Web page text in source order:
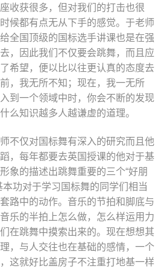
收获很多，但对我们的打击也很
候都有点无从下手的感觉。于老师
全国顶级的国标选手讲课也是在强
，因此我们不仅要会跳舞，而且应
希望，便以比以往更认真的态度去
，我无所不知；现在，我一无所
到一个领域中时，你会不断的发现
么知识越多人越谦虚的道理。
不仅对国标舞有深入的研究而且他
，每年都要去英国授课的他对于基
象的描述出跳舞重要的三个“好朋
功对于学习国标舞的同学们相当
路中的动作。音乐的节拍和脚底与
乐的半拍上怎么做，怎么样运用力
在跳舞中摸索出来的。现在想想其
，与人交往也在基础的感情，一个
这就好比盖房子不注重打地基一样